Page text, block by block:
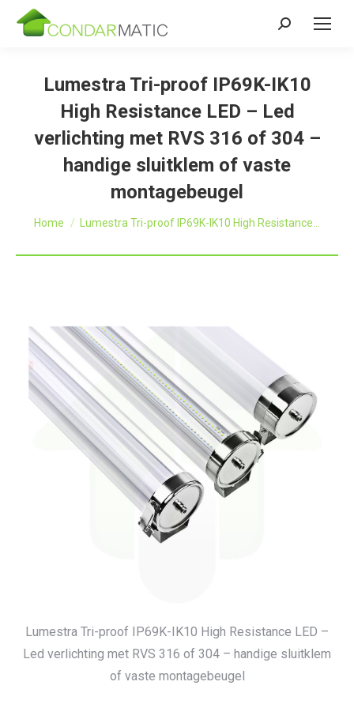
Zoeken:
Lumestra Tri-proof IP69K-IK10
High Resistance LED – Led
verlichting met RVS 316 of 304 –
handige sluitklem of vaste
montagebeugel
Je bent hier:
Home Lumestra Tri-proof IP69K-IK10 High Resistance…
Lumestra Tri-proof IP69K-IK10 High Resistance LED –
Led verlichting met RVS 316 of 304 – handige sluitklem
of vaste montagebeugel